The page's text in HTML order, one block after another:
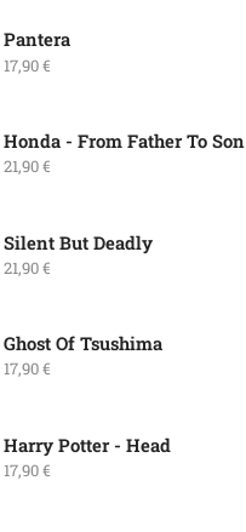
Pantera
17,90€
Honda - From Father To Son
21,90€
Silent But Deadly
21,90€
Ghost Of Tsushima
17,90€
Harry Potter - Head
17,90€